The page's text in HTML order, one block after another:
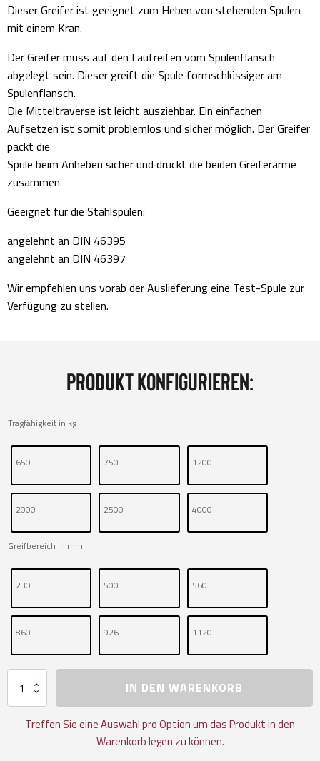
Dieser Greifer ist geeignet zum Heben von stehenden Spulen
mit einem Kran.
Der Greifer muss auf den Laufreifen vom Spulenflansch
abgelegt sein. Dieser greift die Spule formschlüssiger am
Spulenflansch.
Die Mitteltraverse ist leicht ausziehbar. Ein einfachen
Aufsetzen ist somit problemlos und sicher möglich. Der Greifer
packt die
Spule beim Anheben sicher und drückt die beiden Greiferarme
zusammen.
Geeignet für die Stahlspulen:
angelehnt an DIN 46395
angelehnt an DIN 46397
Wir empfehlen uns vorab der Auslieferung eine Test-Spule zur
Verfügung zu stellen.
Produkt konfigurieren:
Tragfähigkeit in kg
650 750 1200
2000 2500 4000
Greifbereich in mm
230 500 560
860 926 1120
Spulengreifer
stehende
Metall-
IN DEN WARENKORB
Treffen Sie eine Auswahl pro Option um das Produkt in den
Warenkorb legen zu können.